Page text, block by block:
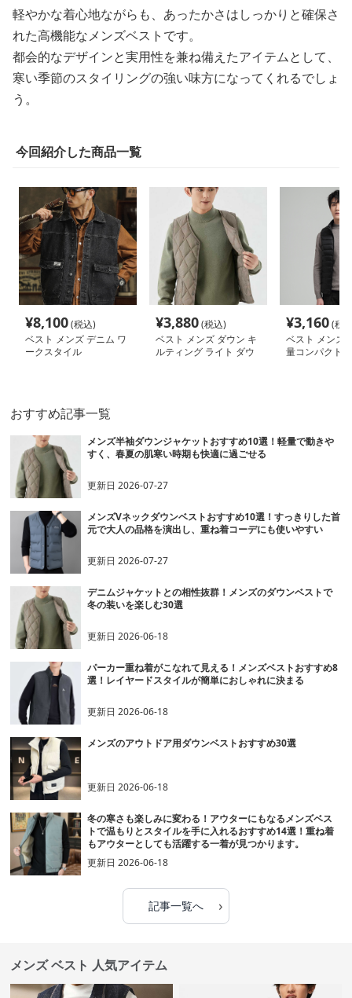
軽やかな着心地ながらも、あったかさはしっかりと確保さ
れた高機能なメンズベストです。
都会的なデザインと実用性を兼ね備えたアイテムとして、
寒い季節のスタイリングの強い味方になってくれるでしょ
う。
今回紹介した商品一覧
¥8,100(税込)
ベスト メンズ デニム ワ
ークスタイル
¥3,880(税込)
ベスト メンズ ダウン キ
ルティング ライト ダウ
¥3,160(税
ベスト メンズ
量コンパクト
おすすめ記事一覧
メンズ半袖ダウンジャケットおすすめ10選！軽量で動きや
すく、春夏の肌寒い時期も快適に過ごせる
更新日2026-07-27
メンズVネックダウンベストおすすめ10選！すっきりした首
元で大人の品格を演出し、重ね着コーデにも使いやすい
更新日2026-07-27
デニムジャケットとの相性抜群！メンズのダウンベストで
冬の装いを楽しむ30選
更新日2026-06-18
パーカー重ね着がこなれて見える！メンズベストおすすめ8
選！レイヤードスタイルが簡単におしゃれに決まる
更新日2026-06-18
メンズのアウトドア用ダウンベストおすすめ30選
更新日2026-06-18
冬の寒さも楽しみに変わる！アウターにもなるメンズベス
トで温もりとスタイルを手に入れるおすすめ14選！重ね着
もアウターとしても活躍する一着が見つかります。
更新日2026-06-18
記事一覧へ ›
メンズ ベスト 人気アイテム